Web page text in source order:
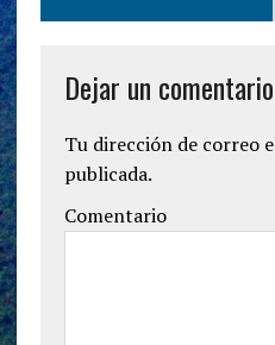
Dejar un comentario
Tu dirección de correo
publicada.
Comentario